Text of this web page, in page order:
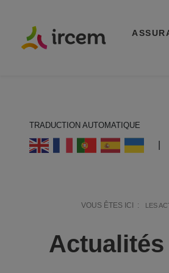
TRADUCTION AUTOMATIQUE
VOUS ÊTES ICI : LES